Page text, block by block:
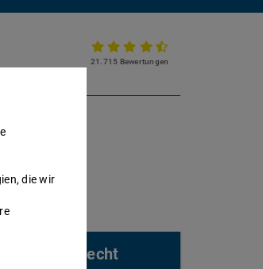
21.715 Bewertungen
werden
für Strafrecht
die wir